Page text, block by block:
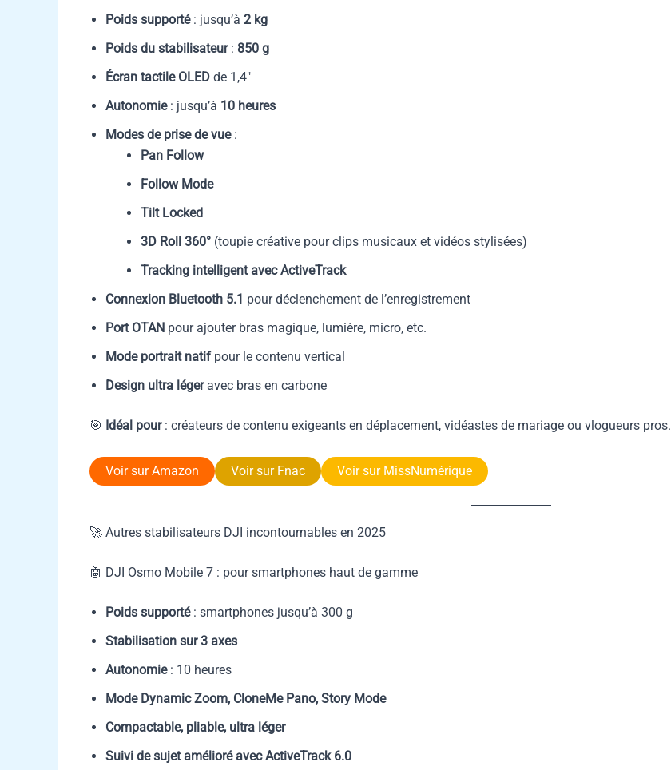
Poids supporté: jusqu’à 2 kg
Poids du stabilisateur: 850 g
Écran tactile OLED de 1,4″
Autonomie: jusqu’à 10 heures
Modes de prise de vue:
Pan Follow
Follow Mode
Tilt Locked
3D Roll 360° (toupie créative pour clips musicaux et vidéos stylisées)
Tracking intelligent avec ActiveTrack
Connexion Bluetooth 5.1 pour déclenchement de l’enregistrement
Port OTAN pour ajouter bras magique, lumière, micro, etc.
Mode portrait natifpour le contenu vertical
Design ultra légeravec bras en carbone
🎯 Idéal pour: créateurs de contenu exigeants en déplacement, vidéastes de mariage ou vlogueurs pros.
Voir sur Amazon Voir sur Fnac Voir sur MissNumérique
🚀 Autres stabilisateurs DJI incontournables en 2025
🤖 DJI Osmo Mobile 7 : pour smartphones haut de gamme
Poids supporté: smartphones jusqu’à 300 g
Stabilisation sur 3 axes
Autonomie: 10 heures
Mode Dynamic Zoom, CloneMe Pano, Story Mode
Compactable, pliable, ultra léger
Suivi de sujet amélioré avec ActiveTrack 6.0